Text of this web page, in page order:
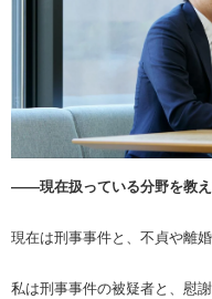
――現在扱っている分野を教え
現在は刑事事件と、不貞や離
私は刑事事件の被疑者と、慰